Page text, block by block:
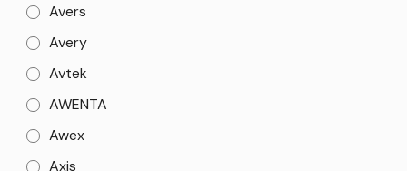
Avers
Avery
Avtek
AWENTA
Awex
Axis